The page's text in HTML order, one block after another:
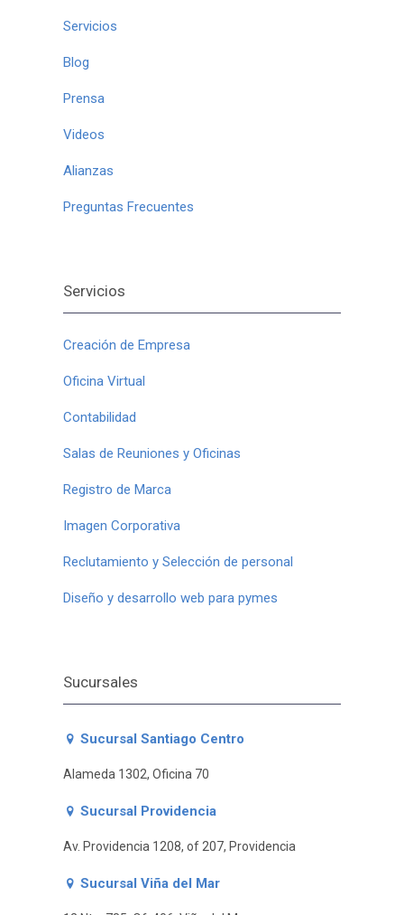
Servicios
Blog
Prensa
Videos
Alianzas
Preguntas Frecuentes
Servicios
Creación de Empresa
Oficina Virtual
Contabilidad
Salas de Reuniones y Oficinas
Registro de Marca
Imagen Corporativa
Reclutamiento y Selección de personal
Diseño y desarrollo web para pymes
Sucursales
Sucursal Santiago Centro
Alameda 1302, Oficina 70
Sucursal Providencia
Av. Providencia 1208, of 207, Providencia
Sucursal Viña del Mar